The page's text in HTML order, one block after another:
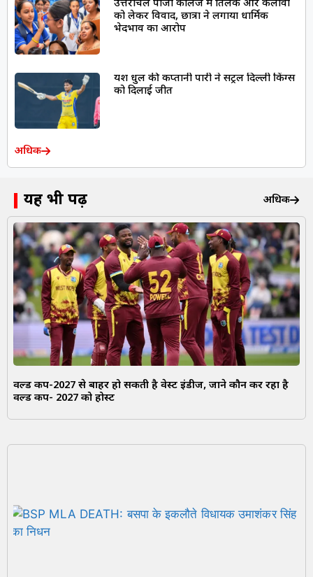
उत्तरांचल पीजी कॉलेज में तिलक और कलावा
को लेकर विवाद, छात्रों ने लगाया धार्मिक
भेदभाव का आरोप
यश धुल की कप्तानी पारी ने सेंट्रल दिल्ली किंग्स
को दिलाई जीत
अधिक
यह भी पढ़ें अधिक
वर्ल्ड कप-2027 से बाहर हो सकती है वेस्ट इंडीज, जाने कौन कर रहा है
वर्ल्ड कप- 2027 को होस्ट